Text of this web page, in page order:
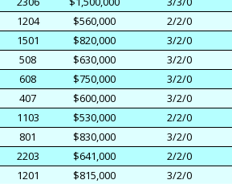
1204
$560,000 2/2/0
1501
$820,000 3/2/0
508
$630,000 3/2/0
608
$750,000 3/2/0
407
$600,000 3/2/0
1103
$530,000 2/2/0
801
$830,000 3/2/0
2203
$641,000 2/2/0
1201
$815,000 3/2/0